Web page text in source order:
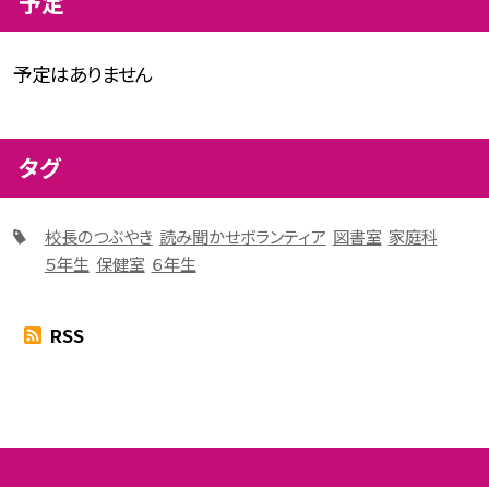
予定はありません
タグ
校長のつぶやき 読み聞かせボランティア 図書室 家庭科
５年生 保健室 ６年生
RSS